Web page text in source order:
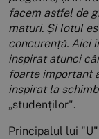
facem astfel de
maturi. Și lotul
concurență. Aici
inspirat atunci
foarte important
inspirat la
„studenților".
Principalul lui